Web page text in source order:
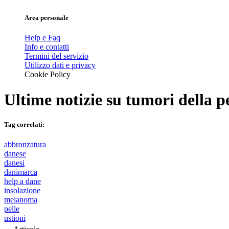
Area personale
Help e Faq
Info e contatti
Termini del servizio
Utilizzo dati e privacy
Cookie Policy
Ultime notizie su tumori della
Tag correlati:
abbronzatura
danese
danesi
danimarca
help a dane
insolazione
melanoma
pelle
ustioni